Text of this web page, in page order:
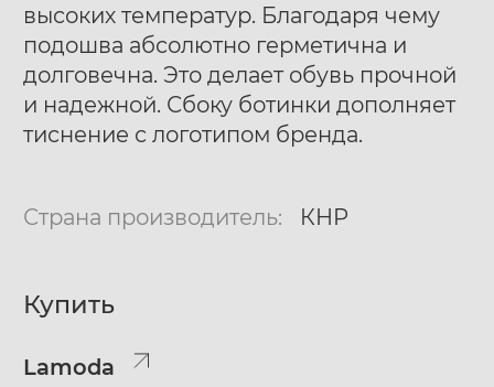
высоких температур. Благодаря чему
подошва абсолютно герметична и
долговечна. Это делает обувь прочной
и надежной. Сбоку ботинки дополняет
тиснение с логотипом бренда.
Страна производитель: КНР
Купить
Lamoda